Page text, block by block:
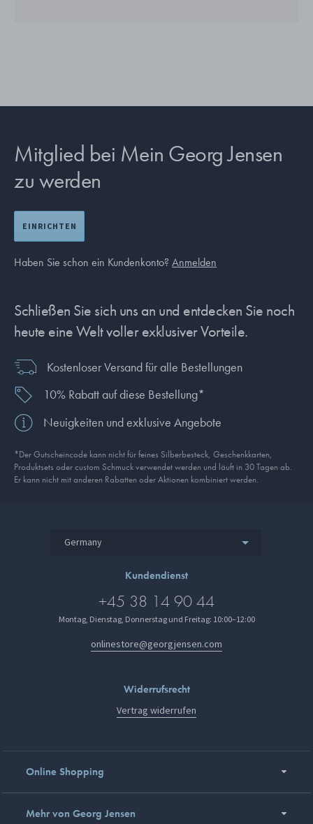
Mitglied bei Mein Georg Jensen
zu werden
EINRICHTEN
Haben Sie schon ein Kundenkonto? Anmelden
Schließen Sie sich uns an und entdecken Sie noch
heute eine Welt voller exklusiver Vorteile.
Kostenloser Versand für alle Bestellungen
10% Rabatt auf diese Bestellung*
Neuigkeiten und exklusive Angebote
*Der Gutscheincode kann nicht für feines Silberbesteck, Geschenkkarten,
Produkt­sets oder custom Schmuck verwendet werden und läuft in 30 Tagen ab.
Er kann nicht mit anderen Rabatten oder Aktionen kombiniert werden.
Germany
Kundendienst
+45 38 14 90 44
Montag, Dienstag, Donnerstag und Freitag: 10:00–12:00
onlinestore@georgjensen.com
Widerrufsrecht
Vertrag widerrufen
Online Shopping
Mehr von Georg Jensen